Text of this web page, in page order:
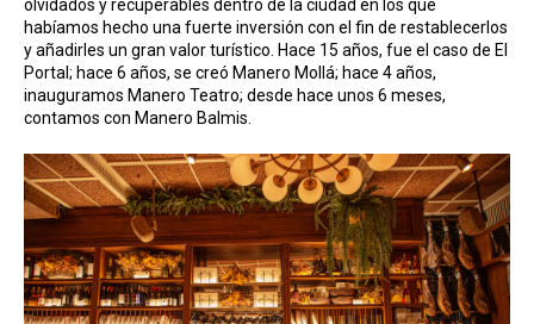
olvidados y recuperables dentro de la ciudad en los que
habíamos hecho una fuerte inversión con el fin de restablecerlos
y añadirles un gran valor turístico. Hace 15 años, fue el caso de El
Portal; hace 6 años, se creó Manero Mollá; hace 4 años,
inauguramos Manero Teatro; desde hace unos 6 meses,
contamos con Manero Balmis.